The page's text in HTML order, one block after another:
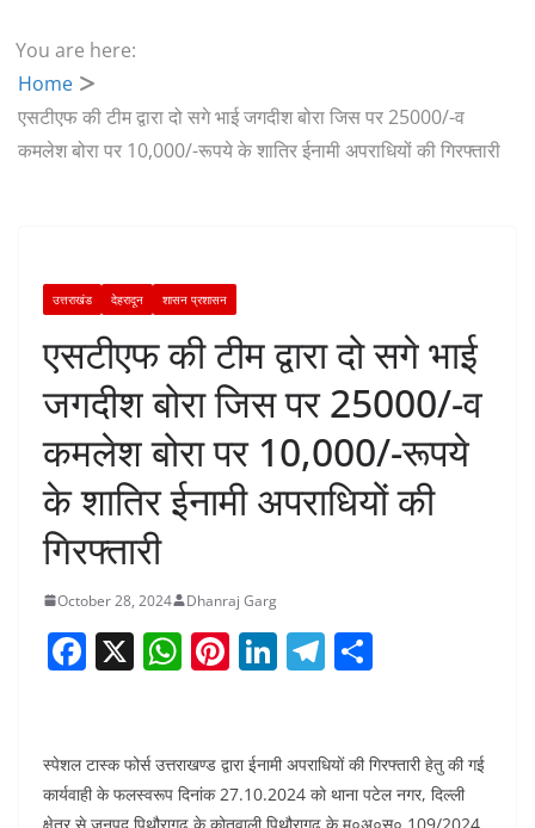
You are here:
Home
एसटीएफ की टीम द्वारा दो सगे भाई जगदीश बोरा जिस पर 25000/-व
कमलेश बोरा पर 10,000/-रूपये के शातिर ईनामी अपराधियों की गिरफ्तारी
उत्तराखंड देहरादून शासन प्रशासन
एसटीएफ की टीम द्वारा दो सगे भाई
जगदीश बोरा जिस पर 25000/-व
कमलेश बोरा पर 10,000/-रूपये
के शातिर ईनामी अपराधियों की
गिरफ्तारी
October 28, 2024 Dhanraj Garg
F
a
e
b
X W
h
s
A
Pi
nt
e
st
Li
n
e
dI
T
el
gr
a
e
स्पेशल टास्क फोर्स उत्तराखण्ड द्वारा ईनामी अपराधियों की गिरफ्तारी हेतु की गई
कार्यवाही के फलस्वरूप दिनांक 27.10.2024 को थाना पटेल नगर, दिल्ली
क्षेत्र से जनपद पिथौरागढ़ के कोतवाली पिथौरागढ के मु०अ०स० 109/2024